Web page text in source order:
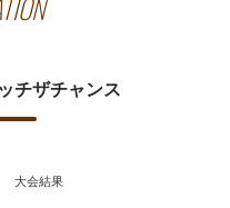
チザチャンス
大会結果